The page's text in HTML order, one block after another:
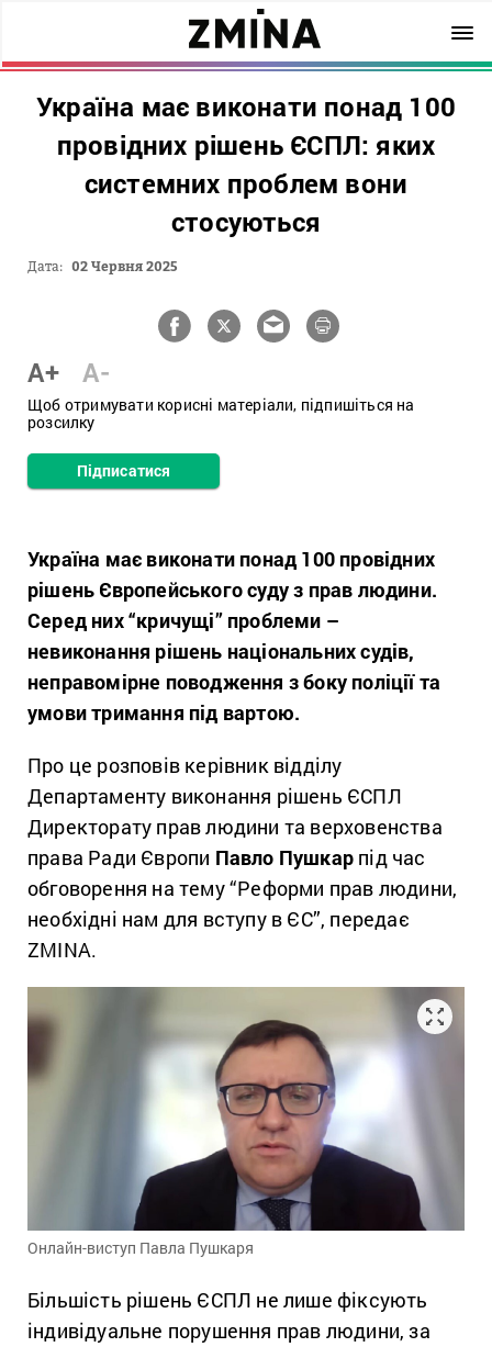
Україна має виконати понад 100
провідних рішень ЄСПЛ: яких
системних проблем вони
стосуються
Дата: 02 Червня 2025
A+ A-
Щоб отримувати корисні матеріали, підпишіться на
розсилку
Підписатися
Україна має виконати понад 100 провідних
рішень Європейського суду з прав людини.
Серед них “кричущі” проблеми –
невиконання рішень національних судів,
неправомірне поводження з боку поліції та
умови тримання під вартою.
Про це розповів керівник відділу
Департаменту виконання рішень ЄСПЛ
Директорату прав людини та верховенства
права Ради Європи Павло Пушкар під час
обговорення на тему “Реформи прав людини,
необхідні нам для вступу в ЄС”, передає
ZMINA.
Онлайн-виступ Павла Пушкаря
Більшість рішень ЄСПЛ не лише фіксують
індивідуальне порушення прав людини, за